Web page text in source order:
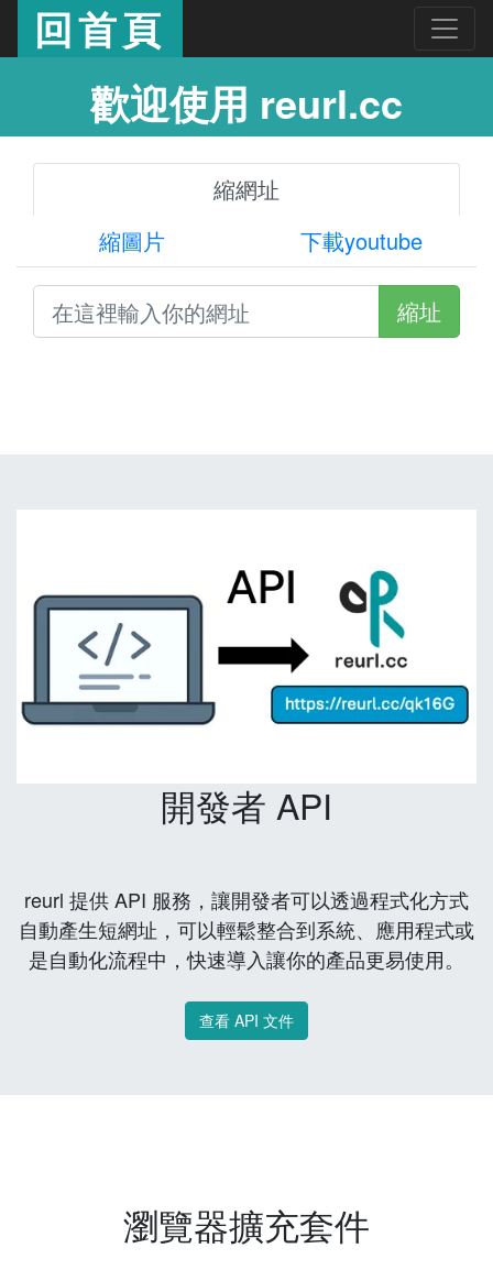
回首頁
歡迎使用 reurl.cc
縮網址
縮圖片
下載youtube
縮址
開發者 API
reurl 提供 API 服務，讓開發者可以透過程式化方式
自動產生短網址，可以輕鬆整合到系統、應用程式或
是自動化流程中，快速導入讓你的產品更易使用。
查看 API 文件
瀏覽器擴充套件